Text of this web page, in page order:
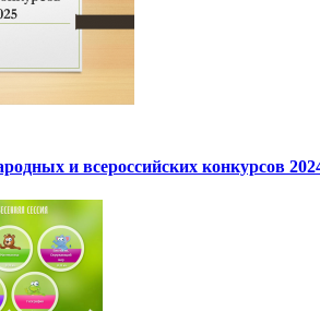
и всероссийских конкурсов